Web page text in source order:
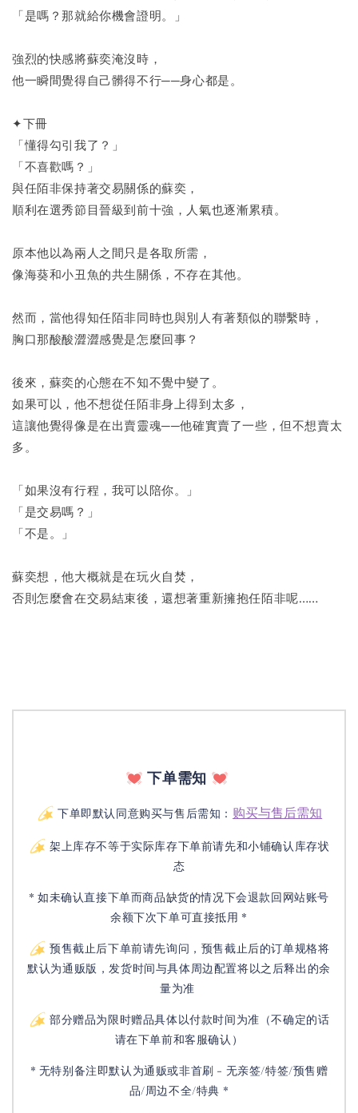
「是嗎？那就給你機會證明。」
強烈的快感將蘇奕淹沒時，
他一瞬間覺得自己髒得不行──身心都是。
✦下冊
「懂得勾引我了？」
「不喜歡嗎？」
與任陌非保持著交易關係的蘇奕，
順利在選秀節目晉級到前十強，人氣也逐漸累積。
原本他以為兩人之間只是各取所需，
像海葵和小丑魚的共生關係，不存在其他。
然而，當他得知任陌非同時也與別人有著類似的聯繫時，
胸口那酸酸澀澀感覺是怎麼回事？
後來，蘇奕的心態在不知不覺中變了。
如果可以，他不想從任陌非身上得到太多，
這讓他覺得像是在出賣靈魂──他確實賣了一些，但不想賣太
多。
「如果沒有行程，我可以陪你。」
「是交易嗎？」
「不是。」
蘇奕想，他大概就是在玩火自焚，
否則怎麼會在交易結束後，還想著重新擁抱任陌非呢……
下单需知
下单即默认同意购买与售后需知： 购买与售后需知
架上库存不等于实际库存下单前请先和小铺确认库存状
态
* 如未确认直接下单而商品缺货的情况下会退款回网站账号
余额下次下单可直接抵用 *
预售截止后下单前请先询问，预售截止后的订单规格将
默认为通贩版，发货时间与具体周边配置将以之后释出的余
量为准
部分赠品为限时赠品具体以付款时间为准（不确定的话
请在下单前和客服确认）
* 无特别备注即默认为通贩或非首刷 - 无亲签/特签/预售赠
品/周边不全/特典 *